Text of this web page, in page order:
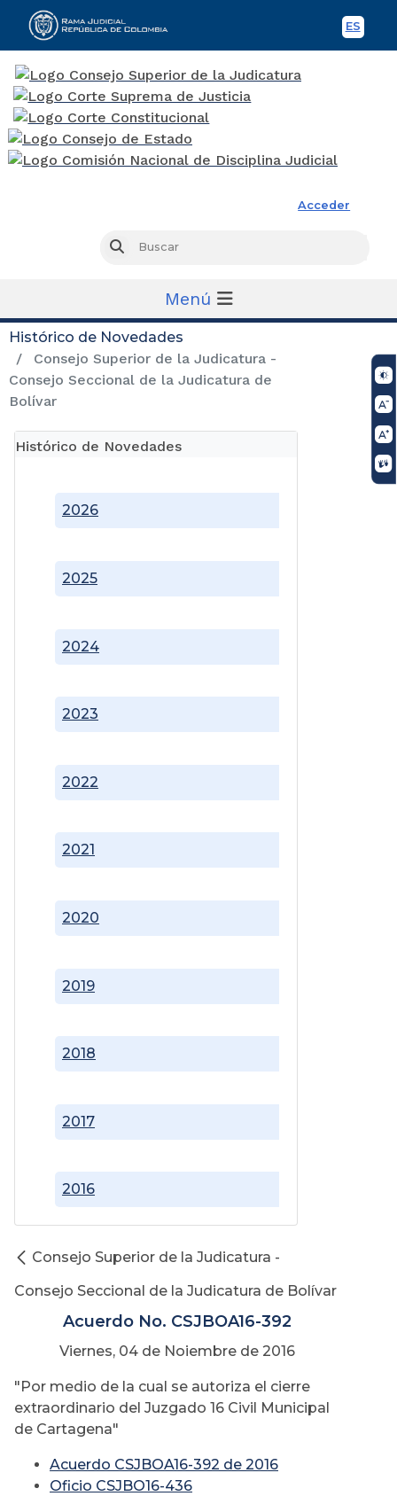
ES
Acceder
Buscar
Menú
Histórico de Novedades
Consejo Superior de la Judicatura -
Consejo Seccional de la Judicatura de
Bolívar
Histórico de Novedades
2016
2017
2018
2019
2020
2021
2022
2023
2024
2025
2026
Consejo Superior de la Judicatura -
Consejo Seccional de la Judicatura de Bolívar
Acuerdo No. CSJBOA16-392
Viernes, 04 de Noiembre de 2016
"Por medio de la cual se autoriza el cierre
extraordinario del Juzgado 16 Civil Municipal
de Cartagena"
Acuerdo CSJBOA16-392 de 2016
Oficio CSJBO16-436